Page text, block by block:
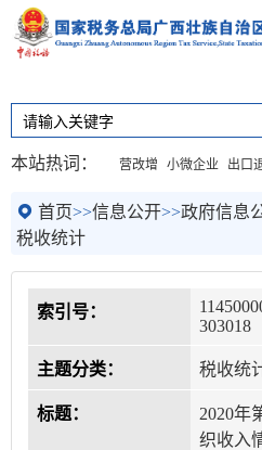
本站热词： 营改增 小微企业 出口
首页>>信息公开>>政府信息
税收统计
索引号：
303018
主题分类： 税收统
标题：
2020年
织收入